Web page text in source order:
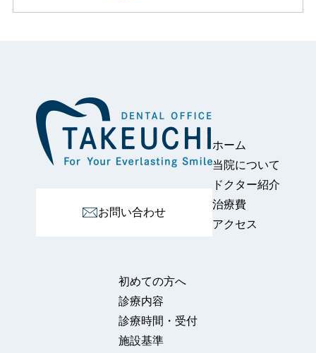
お問い合わせ
ホーム
当院について
ドクター紹介
治療費
アクセス
初めての⽅へ
診療内容
診療時間・受付
施設基準